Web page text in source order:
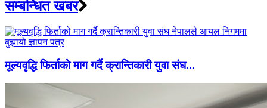
सम्बन्धित खबर
मूल्यवृद्धि फिर्ताको माग गर्दै क्रान्तिकारी युवा संघ...